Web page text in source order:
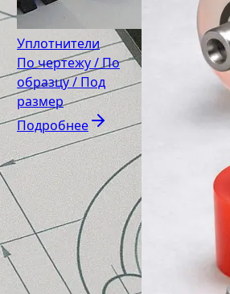
Уплотнители
По чертежу / По
образцу / Под
размер
Подробнее